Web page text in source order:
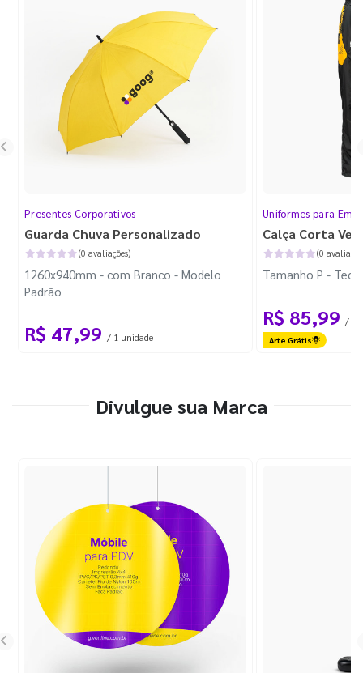
Presentes Corporativos
Guarda Chuva Personalizado
(0 avaliações)
1260x940mm - com Branco - Modelo
Padrão
R$ 47,99 / 1 unidade
Uniformes para
Calça Corta
(0
Tamanho P -
R$ 85,99 / 1
Arte Grátis
Divulgue sua Marca